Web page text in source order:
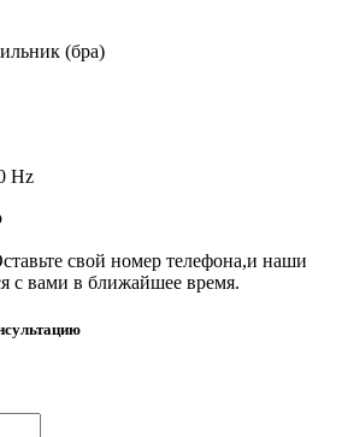
(бра)
Hz
свой номер телефона,и наши
с вами в ближайшее время.